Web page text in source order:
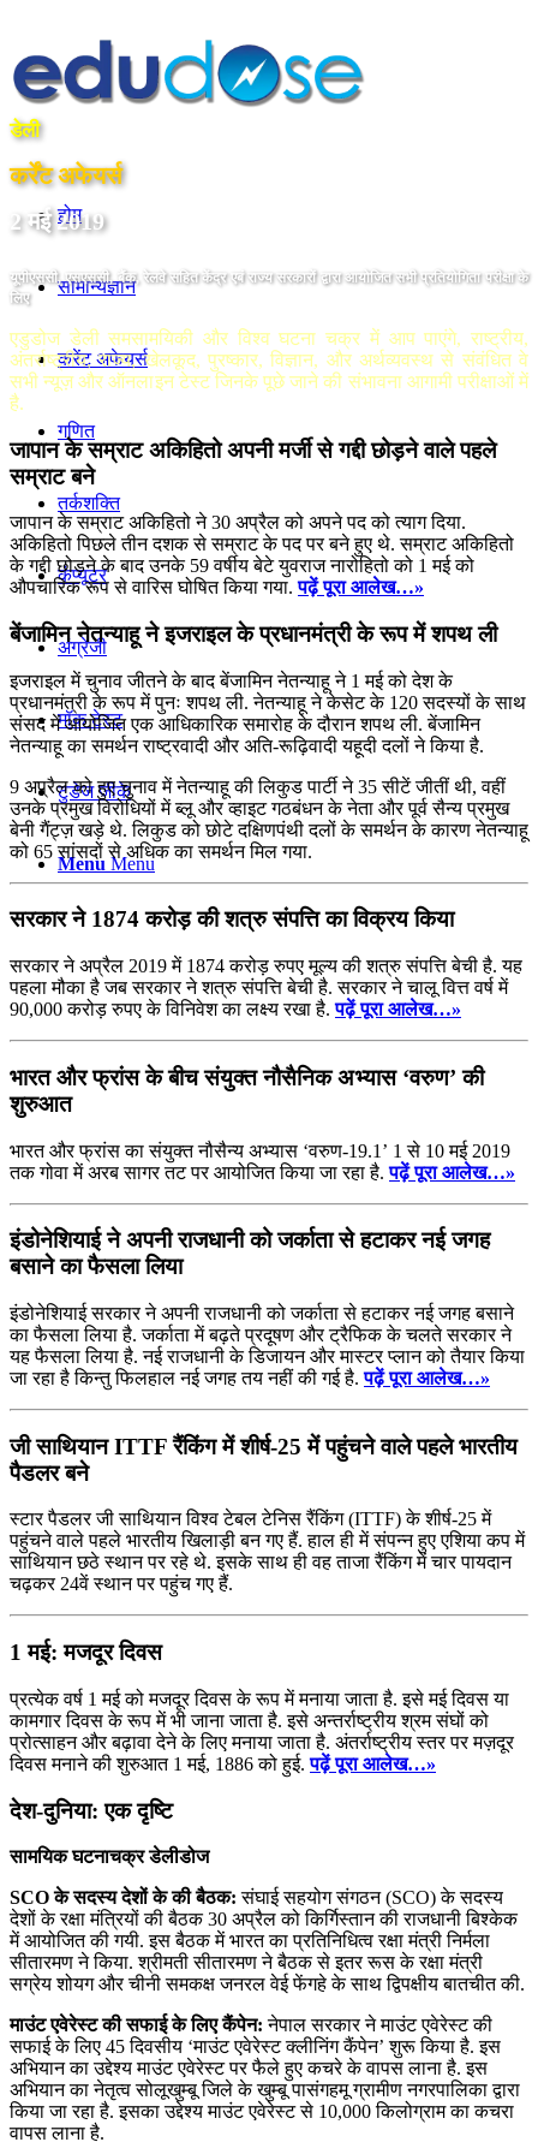
होम
सामान्यज्ञान
करेंट अफेयर्स
गणित
तर्कशक्ति
कंप्यूटर
अंग्रेजी
मॉक टेस्ट
टुडेज जीके
Menu Menu
डेली
कर्रेंट अफेयर्स
2 मई 2019
यूपीएससी, एसएससी, बैंक, रेलवे सहित केंद्र एबं राज्य सरकारों द्वारा आयोजित सभी प्रतियोगिता परीक्षा के
लिए
एडुडोज डेली समसामयिकी और विश्व घटना चक्र में आप पाएंगे, राष्ट्रीय,
अंतर्राष्ट्रीय, राज्य, खेलकूद, पुरष्कार, विज्ञान, और अर्थव्यवस्थ से संवंधित वे
सभी न्यूज़ और ऑनलाइन टेस्ट जिनके पूछे जाने की संभावना आगामी परीक्षाओं में
है.
जापान के सम्राट अकिहितो अपनी मर्जी से गद्दी छोड़ने वाले पहले
सम्राट बने
जापान के सम्राट अकिहितो ने 30 अप्रैल को अपने पद को त्याग दिया.
अकिहितो पिछले तीन दशक से सम्राट के पद पर बने हुए थे. सम्राट अकिहितो
के गद्दी छोड़ने के बाद उनके 59 वर्षीय बेटे युवराज नारोहितो को 1 मई को
औपचारिक रूप से वारिस घोषित किया गया.पढ़ें पूरा आलेख…»
बेंजामिन नेतन्याहू ने इजराइल के प्रधानमंत्री के रूप में शपथ ली
इजराइल में चुनाव जीतने के बाद बेंजामिन नेतन्याहू ने 1 मई को देश के
प्रधानमंत्री के रूप में पुनः शपथ ली. नेतन्याहू ने केसेट के 120 सदस्यों के साथ
संंसद में आयोजित एक आधिकारिक समारोह के दौरान शपथ ली. बेंजामिन
नेतन्याहू का समर्थन राष्ट्रवादी और अति-रूढ़िवादी यहूदी दलों ने किया है.
9 अप्रैल को हुए चुनाव में नेतन्याहू की लिकुड पार्टी ने 35 सीटें जीतीं थी, वहीं
उनके प्रमुख विरोधियों में ब्लू और व्हाइट गठबंधन के नेता और पूर्व सैन्य प्रमुख
बेनी गैंट्ज़ खड़े थे. लिकुड को छोटे दक्षिणपंथी दलों के समर्थन के कारण नेतन्याहू
को 65 सांसदों से अधिक का समर्थन मिल गया.
सरकार ने 1874 करोड़ की शत्रु संपत्ति का विक्रय किया
सरकार ने अप्रैल 2019 में 1874 करोड़ रुपए मूल्य की शत्रु संपत्ति बेची है. यह
पहला मौका है जब सरकार ने शत्रु संपत्ति बेची है. सरकार ने चालू वित्त वर्ष में
90,000 करोड़ रुपए के विनिवेश का लक्ष्य रखा है.पढ़ें पूरा आलेख…»
भारत और फ्रांस के बीच संयुक्त नौसैनिक अभ्यास ‘वरुण’ की
शुरुआत
भारत और फ्रांस का संयुक्त नौसैन्य अभ्यास ‘वरुण-19.1’ 1 से 10 मई 2019
तक गोवा में अरब सागर तट पर आयोजित किया जा रहा है.पढ़ें पूरा आलेख…»
इंडोनेशियाई ने अपनी राजधानी को जर्काता से हटाकर नई जगह
बसाने का फैसला लिया
इंडोनेशियाई सरकार ने अपनी राजधानी को जर्काता से हटाकर नई जगह बसाने
का फैसला लिया है. जर्काता में बढ़ते प्रदूषण और ट्रैफिक के चलते सरकार ने
यह फैसला लिया है. नई राजधानी के डिजायन और मास्टर प्लान को तैयार किया
जा रहा है किन्तु फिलहाल नई जगह तय नहीं की गई है.पढ़ें पूरा आलेख…»
जी साथियान ITTF रैंकिंग में शीर्ष-25 में पहुंचने वाले पहले भारतीय
पैडलर बने
स्टार पैडलर जी साथियान विश्व टेबल टेनिस रैंकिंग (ITTF) के शीर्ष-25 में
पहुंचने वाले पहले भारतीय खिलाड़ी बन गए हैं. हाल ही में संपन्न हुए एशिया कप में
साथियान छठे स्थान पर रहे थे. इसके साथ ही वह ताजा रैंकिंग में चार पायदान
चढ़कर 24वें स्थान पर पहुंच गए हैं.
1 मई: मजदूर दिवस
प्रत्येक वर्ष 1 मई को मजदूर दिवस के रूप में मनाया जाता है. इसे मई दिवस या
कामगार दिवस के रूप में भी जाना जाता है. इसे अन्तर्राष्ट्रीय श्रम संघों को
प्रोत्साहन और बढ़ावा देने के लिए मनाया जाता है. अंतर्राष्ट्रीय स्तर पर मज़दूर
दिवस मनाने की शुरुआत 1 मई, 1886 को हुई.पढ़ें पूरा आलेख…»
देश-दुनिया: एक दृष्टि
सामयिक घटनाचक्र डेलीडोज
SCO के सदस्य देशों के की बैठक: संघाई सहयोग संगठन (SCO) के सदस्य
देशों के रक्षा मंत्रियों की बैठक 30 अप्रैल को किर्गिस्तान की राजधानी बिश्केक
में आयोजित की गयी. इस बैठक में भारत का प्रतिनिधित्व रक्षा मंत्री निर्मला
सीतारमण ने किया. श्रीमती सीतारमण ने बैठक से इतर रूस के रक्षा मंत्री
सग्रेय शोयग और चीनी समकक्ष जनरल वेई फेंगहे के साथ द्विपक्षीय बातचीत की.
माउंट एवेरेस्ट की सफाई के लिए कैंपेन: नेपाल सरकार ने माउंट एवेरेस्ट की
सफाई के लिए 45 दिवसीय ‘माउंट एवेरेस्ट क्लीनिंग कैंपेन’ शुरू किया है. इस
अभियान का उद्देश्य माउंट एवेरेस्ट पर फैले हुए कचरे के वापस लाना है. इस
अभियान का नेतृत्व सोलूखुम्बू जिले के खुम्बू पासंगहमू ग्रामीण नगरपालिका द्वारा
किया जा रहा है. इसका उद्देश्य माउंट एवेरेस्ट से 10,000 किलोग्राम का कचरा
वापस लाना है.